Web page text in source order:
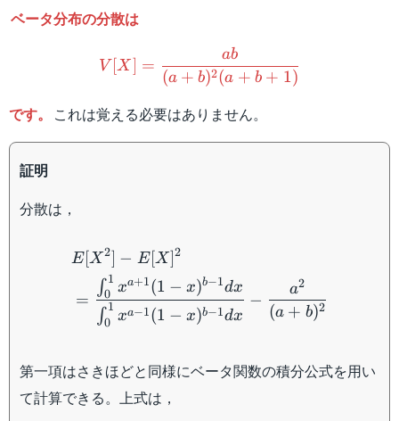
ベータ分布の分散は
V [X ] =
(a + b)2(a + b + 1)
ab
です。 これは覚える必要はありません。
証明
分散は，
E[X2] − E[X]2
=
∫0
1
xa−1(1 − x)b−1dx
∫0
1
xa+1(1 − x)b−1dx
−
(a + b)2
a2
第一項はさきほどと同様にベータ関数の積分公式を用い
て計算できる。上式は，